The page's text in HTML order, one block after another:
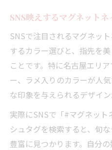
SNS映えするマグネットネ
SNSで注目されるマグネッ
するカラー選びと、指先を
ことです。特に名古屋エリ
ー、ラメ入りのカラーが人
な印象を与えられるデザイ
実際にSNSで「#マグネット
シュタグを検索すると、旬
豊富に見つかります。自分